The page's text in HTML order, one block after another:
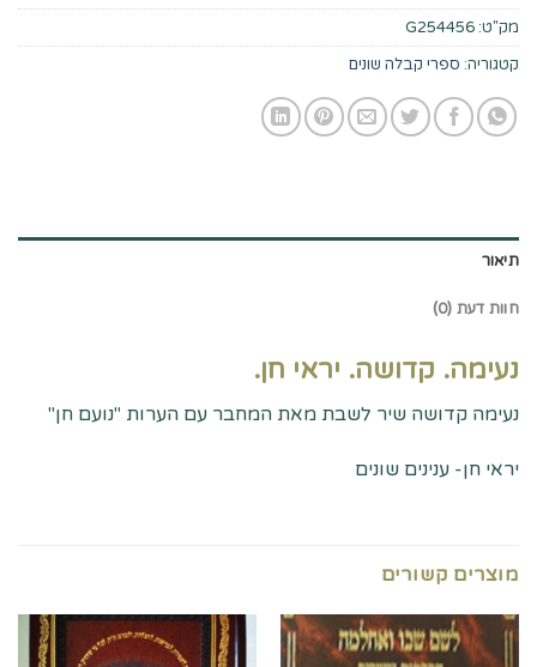
מק"ט: G254456
קטגוריה: ספרי קבלה שונים
תיאור
חוות דעת (0)
נעימה. קדושה. יראי חן.
נעימה קדושה שיר לשבת מאת המחבר עם הערות "נועם חן"
יראי חן- ענינים שונים
מוצרים קשורים